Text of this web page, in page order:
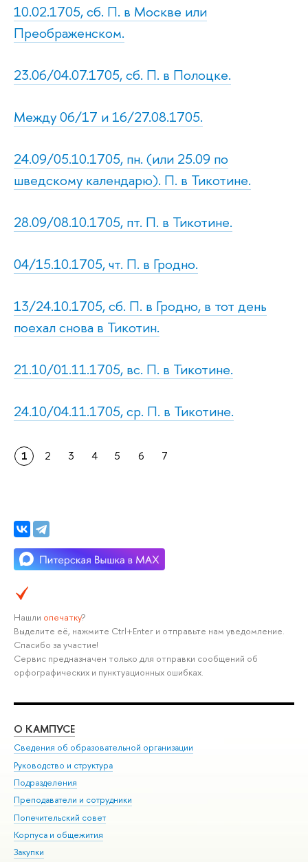
10.02.1705, сб. П. в Москве или
Преображенском.
23.06/04.07.1705, сб. П. в Полоцке.
Между 06/17 и 16/27.08.1705.
24.09/05.10.1705, пн. (или 25.09 по
шведскому календарю). П. в Тикотине.
28.09/08.10.1705, пт. П. в Тикотине.
04/15.10.1705, чт. П. в Гродно.
13/24.10.1705, сб. П. в Гродно, в тот день
поехал снова в Тикотин.
21.10/01.11.1705, вс. П. в Тикотине.
24.10/04.11.1705, ср. П. в Тикотине.
1 2 3 4 5 6 7
Нашли опечатку?
Выделите её, нажмите Ctrl+Enter и отправьте нам уведомление.
Спасибо за участие!
Сервис предназначен только для отправки сообщений об
орфографических и пунктуационных ошибках.
О КАМПУСЕ
Сведения об образовательной организации
Руководство и структура
Подразделения
Преподаватели и сотрудники
Попечительский совет
Корпуса и общежития
Закупки